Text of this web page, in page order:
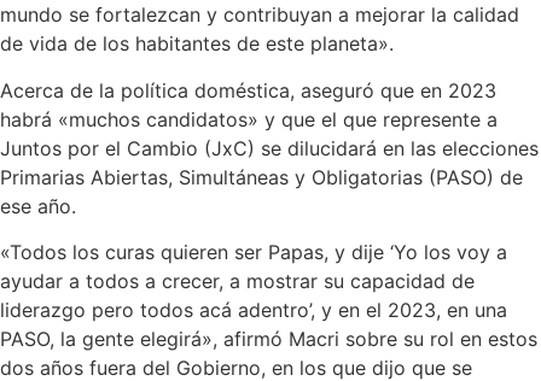
mundo se fortalezcan y contribuyan a mejorar la calidad
de vida de los habitantes de este planeta».
Acerca de la política doméstica, aseguró que en 2023
habrá «muchos candidatos» y que el que represente a
Juntos por el Cambio (JxC) se dilucidará en las elecciones
Primarias Abiertas, Simultáneas y Obligatorias (PASO) de
ese año.
«Todos los curas quieren ser Papas, y dije ‘Yo los voy a
ayudar a todos a crecer, a mostrar su capacidad de
liderazgo pero todos acá adentro’, y en el 2023, en una
PASO, la gente elegirá», afirmó Macri sobre su rol en estos
dos años fuera del Gobierno, en los que dijo que se